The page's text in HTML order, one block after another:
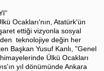
Ocakları'nın, Atatürk'ün
ettiği vizyonla sosyal
teknolojiye değin her
Başkan Yusuf Kanlı, "Genel
Ülkü Ocakları
yıl dönümünde Ankara